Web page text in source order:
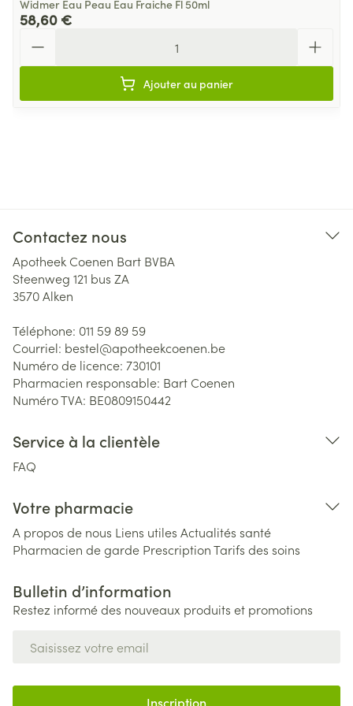
Widmer Eau Peau Eau Fraiche Fl 50ml
58,60 €
Ajouter au panier
Contactez nous
Apotheek Coenen Bart BVBA
Steenweg 121 bus ZA
3570Alken
Téléphone: 011 59 89 59
Courriel: bestel@apotheekcoenen.be
Numéro de licence: 730101
Pharmacien responsable: Bart Coenen
Numéro TVA: BE0809150442
Service à la clientèle
FAQ
Votre pharmacie
A propos de nous Liens utiles Actualités santé
Pharmacien de garde PrescriptionTarifs des soins
Bulletin d’information
Restez informé des nouveaux produits et promotions
Inscription